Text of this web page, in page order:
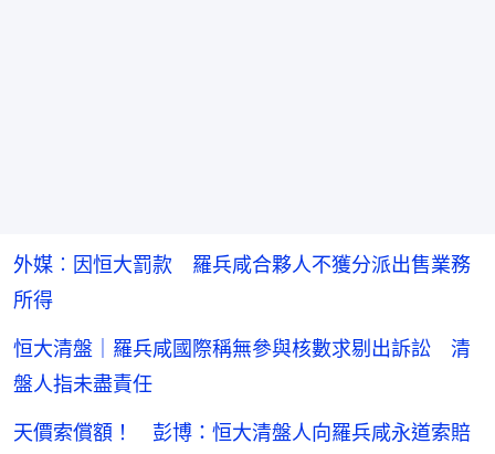
外媒︰因恒大罰款 羅兵咸合夥人不獲分派出售業務
所得
恒大清盤｜羅兵咸國際稱無參與核數求剔出訴訟 清
盤人指未盡責任
天價索償額！ 彭博：恒大清盤人向羅兵咸永道索賠